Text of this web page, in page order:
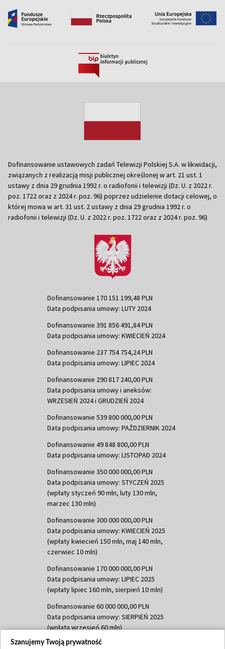
Dofinansowanie ustawowych zadań Telewizji Polskiej S.A. w likwidacji,
związanych z realizacją misji publicznej określonej w art. 21 ust. 1
ustawy z dnia 29 grudnia 1992 r. o radiofonii i telewizji (Dz. U. z 2022 r.
poz. 1722 oraz z 2024 r. poz. 96) poprzez udzielenie dotacji celowej, o
której mowa w art. 31 ust. 2 ustawy z dnia 29 grudnia 1992 r. o
radiofonii i telewizji (Dz. U. z 2022 r. poz. 1722 oraz z 2024 r. poz. 96)
Dofinansowanie 170 151 199,48 PLN
Data podpisania umowy: LUTY 2024
Dofinansowanie 391 856 491,84 PLN
Data podpisania umowy: KWIECIEŃ 2024
Dofinansowanie 237 754 754,24 PLN
Data podpisania umowy: LIPIEC 2024
Dofinansowanie 290 817 240,00 PLN
Data podpisania umowy i aneksów:
WRZESIEŃ 2024 i GRUDZIEŃ 2024
Dofinansowanie 539 800 000,00 PLN
Data podpisania umowy: PAŹDZIERNIK 2024
Dofinansowanie 49 848 800,00 PLN
Data podpisania umowy: LISTOPAD 2024
Dofinansowanie 350 000 000,00 PLN
Data podpisania umowy: STYCZEŃ 2025
(wpłaty styczeń 90 mln, luty 130 mln,
marzec 130 mln)
Dofinansowanie 300 000 000,00 PLN
Data podpisania umowy: KWIECIEŃ 2025
(wpłaty kwiecień 150 mln, maj 140 mln,
czerwiec 10 mln)
Dofinansowanie 170 000 000,00 PLN
Data podpisania umowy: LIPIEC 2025
(wpłaty lipiec 160 mln, sierpień 10 mln)
Dofinansowanie 60 000 000,00 PLN
Data podpisania umowy: SIERPIEŃ 2025
(wpłata wrzesień 60 mln)
Dofinansowanie 635 783 051,21 PLN
Szanujemy Twoją prywatność